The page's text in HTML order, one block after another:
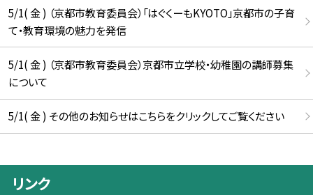
5/1( 金 ) （京都市教育委員会）「はぐくーもKYOTO」京都市の子育
て・教育環境の魅力を発信
5/1( 金 ) （京都市教育委員会）京都市立学校・幼稚園の講師募集
について
5/1( 金 ) その他のお知らせはこちらをクリックしてご覧ください
リンク